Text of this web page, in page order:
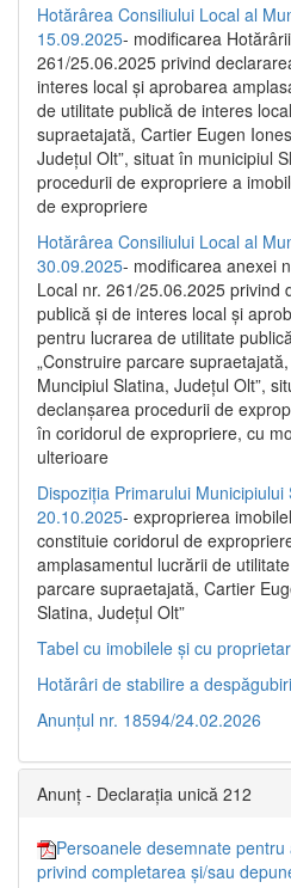
Hotărârea Consiliului Local al
15.09.2025- modificarea
261/25.06.2025 privind
interes local și aprobarea
de utilitate publică de interes
supraetajată, Cartier Eugen
Județul Olt”, situat în municipiul
procedurii de expropriere a
de expropriere
Hotărârea Consiliului Local al
30.09.2025- modificarea anexei
Local nr. 261/25.06.2025 privind
publică şi de interes local şi
pentru lucrarea de utilitate
„Construire parcare
Muncipiul Slatina, Judeţul Olt”,
declanşarea procedurii de
în coridorul de expropriere, cu
ulterioare
Dispoziția Primarului Municipiului
20.10.2025- exproprierea
constituie coridorul de
amplasamentul lucrării de
parcare supraetajată, Cartier
Slatina, Județul Olt”
Tabel cu imobilele și cu
Hotărâri de stabilire a
Anunțul nr. 18594/24.02.2026
Anunț - Declarația unică 212
Persoanele desemnate
privind completarea și/sau